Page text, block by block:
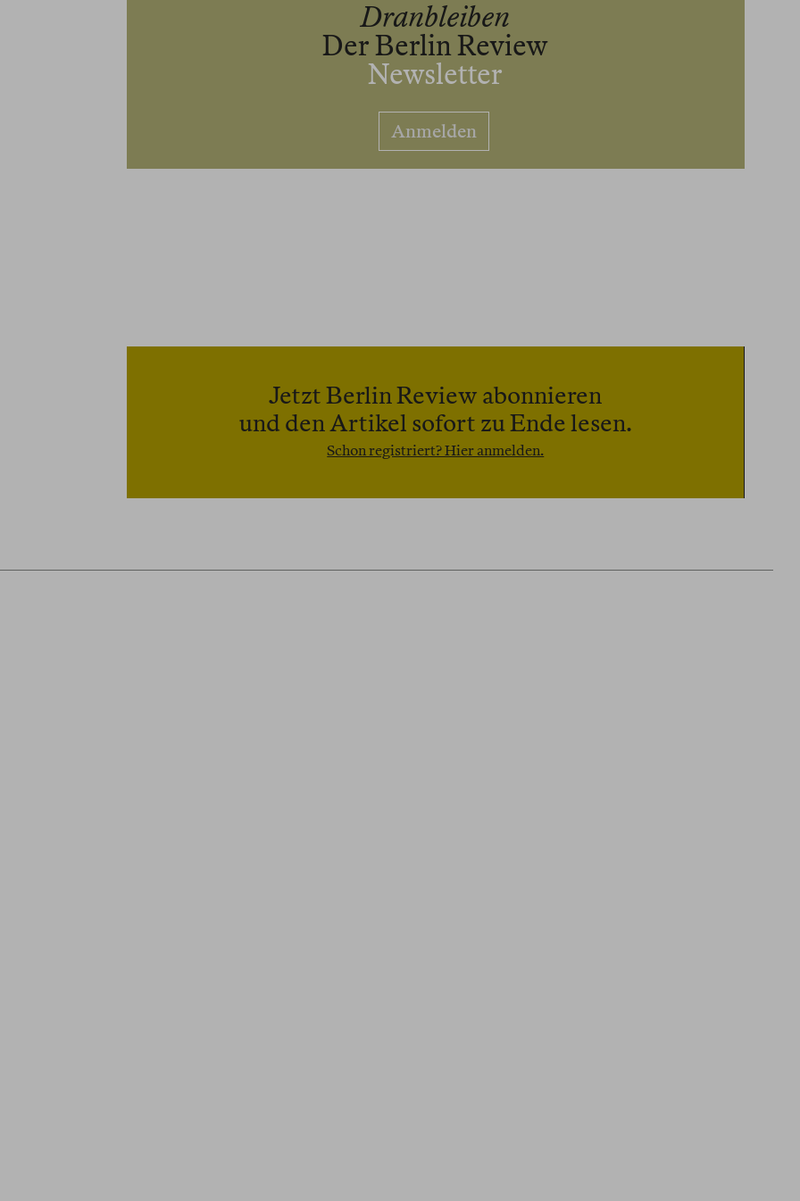
Dranbleiben
Der Berlin Review
Newsletter
Anmelden
Jetzt Berlin Review abonnieren
und den Artikel sofort zu Ende lesen.
Schon registriert? Hier anmelden.